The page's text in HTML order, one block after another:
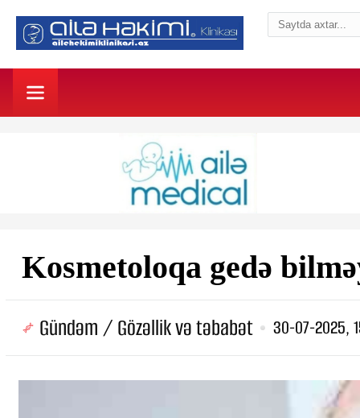
Kosmetoloqa gedə
Gündəm / Gözəllik və təbabət 30-07-2025,